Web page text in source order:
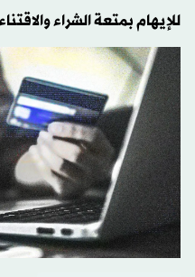
للإيهام بمتعة الشراء